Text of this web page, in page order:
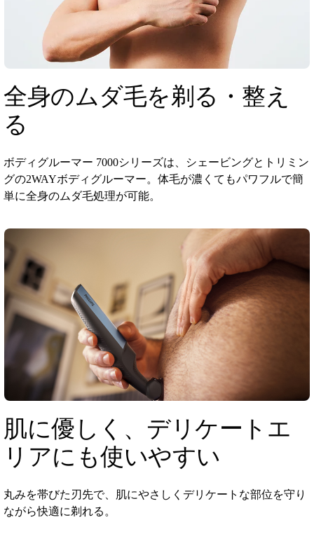
全身のムダ毛を剃る・整え
る
ボディグルーマー 7000シリーズは、シェービングとトリミン
グの2WAYボディグルーマー。体毛が濃くてもパワフルで簡
単に全身のムダ毛処理が可能。
肌に優しく、デリケートエ
リアにも使いやすい
丸みを帯びた刃先で、肌にやさしくデリケートな部位を守り
ながら快適に剃れる。